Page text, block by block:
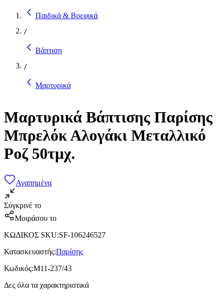
Παιδικά & Βρεφικά
/
Βάπτιση
/
Μαρτυρικά
Μαρτυρικά Βάπτισης Παρίσης
Μπρελόκ Αλογάκι Μεταλλικό
Ροζ 50τμχ.
Αγαπημένα
Σύγκρινέ το
Μοιράσου το
ΚΩΔΙΚΟΣ SKU:SF-106246527
Κατασκευαστής:Παρίσης
Κωδικός:Μ11-237/43
Δες όλα τα χαρακτηριστικά